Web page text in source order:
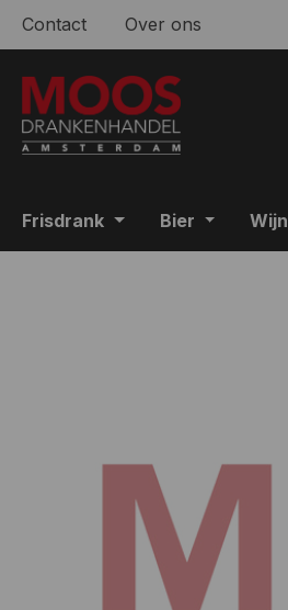
naar de hoofdinhoud
Ga naar de zoekopdracht
Ga naar de hoofdnavigatie
Contact Over ons
Frisdrank Bier Wijn